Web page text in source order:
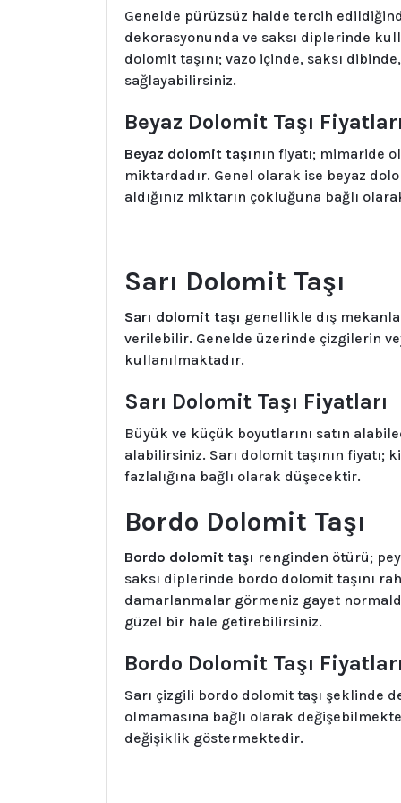
Genelde pürüzsüz halde tercih
dekorasyonunda ve saksı diplerinde
dolomit taşını; vazo içinde, saksı
sağlayabilirsiniz.
Beyaz Dolomit Taşı
Beyaz dolomit taşı nın fiyatı; mimaride
miktardadır. Genel olarak ise beyaz
aldığınız miktarın çokluğuna bağlı
Sarı Dolomit Taşı
Sarı dolomit taşı genellikle dış
verilebilir. Genelde üzerinde çizgilerin
kullanılmaktadır.
Sarı Dolomit Taşı Fiyatları
Büyük ve küçük boyutlarını satın
alabilirsiniz. Sarı dolomit taşının fiyatı;
fazlalığına bağlı olarak düşecektir.
Bordo Dolomit Taşı
Bordo dolomit taşı renginden ötürü;
saksı diplerinde bordo dolomit taşını
damarlanmalar görmeniz gayet
güzel bir hale getirebilirsiniz.
Bordo Dolomit Taşı
Sarı çizgili bordo dolomit taşı şeklinde
olmamasına bağlı olarak
değişiklik göstermektedir.